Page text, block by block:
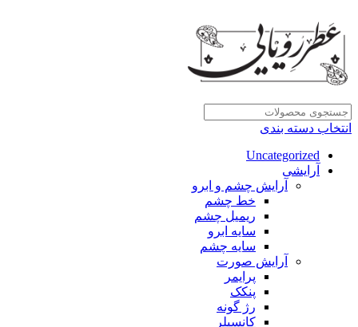
انتخاب دسته بندی
Uncategorized
آرایشی
آرایش چشم و ابرو
خط چشم
ریمیل چشم
سایه ابرو
سایه چشم
آرایش صورت
پرایمر
پنکک
رژ گونه
کانسیلر